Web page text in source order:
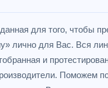
для того, чтобы
лично для Вас. Вся
и
Поможем